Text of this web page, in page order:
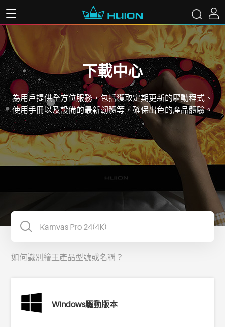
下載中心
為用戶提供全方位服務，包括獲取定期更新的驅動程式、
使用手冊以及設備的最新韌體等，確保出色的產品體驗。
如何識別繪王產品型號或名稱？
Windows驅動版本